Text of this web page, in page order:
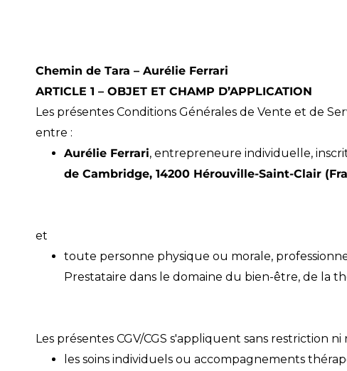
Chemin de Tara – Aurélie Ferrari
ARTICLE 1 – OBJET ET CHAMP D’APPLICATION
Les présentes Conditions Générales de Vente et de
entre :
Aurélie Ferrari, entrepreneure individuelle,
de Cambridge, 14200 Hérouville-Saint-Clair
et
toute personne physique ou morale,
Prestataire dans le domaine du bien-être, de la
Les présentes CGV/CGS s'appliquent sans restriction
les soins individuels ou accompagnements